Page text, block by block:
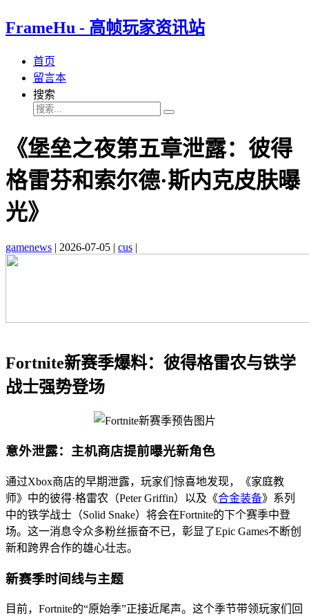
FrameHu - 高帧玩家资讯站
首页
留言本
搜索
《堡垒之夜第五章泄露：彼得
格雷芬和索尔德·斯内克皮肤曝
光》
gamenews | 2026-07-05 | cus |
Fortnite新赛季爆料：彼得格雷农与铁学
战士强势登场
意外泄露：主机商店提前曝光新角色
通过Xbox商店的早期泄露，玩家们惊喜地发现，《家庭教
师》中的彼得·格雷农（Peter Griffin）以及《合金装备》系列
中的铁学战士（Solid Snake）将会在Fortnite的下个赛季中登
场。这一消息令众多粉丝振奋不已，彰显了Epic Games不断创
新和跨界合作的雄心壮志。
新赛季时间线与主题
目前，Fortnite的“原始季”正接近尾声。这个季节带领玩家们回